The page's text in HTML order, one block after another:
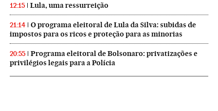
12:15 Lula, uma ressurreição
21:14
O programa eleitoral de Lula da Silva: subidas de
impostos para os ricos e proteção para as minorias
20:55
Programa eleitoral de Bolsonaro: privatizações e
privilégios legais para a Polícia